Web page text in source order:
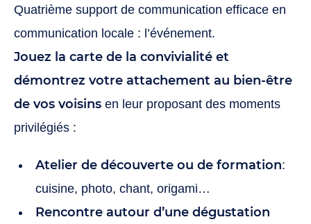
Quatrième support de communication efficace en
communication locale : l’événement.
Jouez la carte de la convivialité et
démontrez votre attachement au bien-être
de vos voisins en leur proposant des moments
privilégiés :
Atelier de découverte ou de formation:
cuisine, photo, chant, origami…
Rencontre autour d’une dégustation